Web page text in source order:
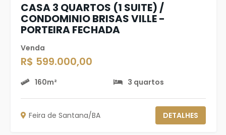
CASA 3 QUARTOS (1 SUITE) /
CONDOMINIO BRISAS VILLE -
PORTEIRA FECHADA
Venda
R$ 599.000,00
160m² 3 quartos
Feira de Santana/BA DETALHES